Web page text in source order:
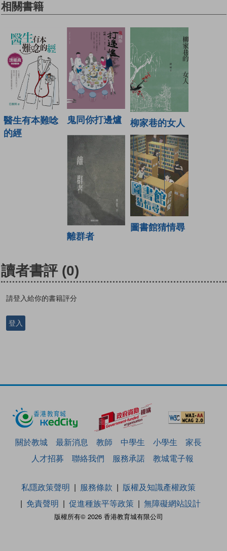
相關書籍
醫生有本難唸
的經
鬼同你打邊爐 柳家巷的女人
離群者
圖書館猜情尋
讀者書評 (0)
請登入給你的書籍評分
登入
關於教城 最新消息 教師 中學生 小學生
家長
人才招募
聯絡我們 服務承諾 教城電子報
版權所有© 2026 香港教育城有限公司
私隱政策聲明 服務條款
版權及知識產權政策
免責聲明
促進種族平等政策 無障礙網站設計